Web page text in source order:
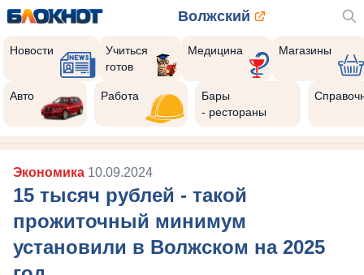
Волжский
Новости
Учиться
готов
Медицина Магазины
Авто Работа
Бары
- рестораны
Экономика 10.09.2024
15 тысяч рублей - такой
прожиточный минимум
установили в Волжском на 2025